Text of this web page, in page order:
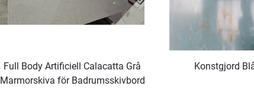
Full Body Artificiell Calacatta Grå
Marmorskiva för Badrumsskivbord
Konstgjord